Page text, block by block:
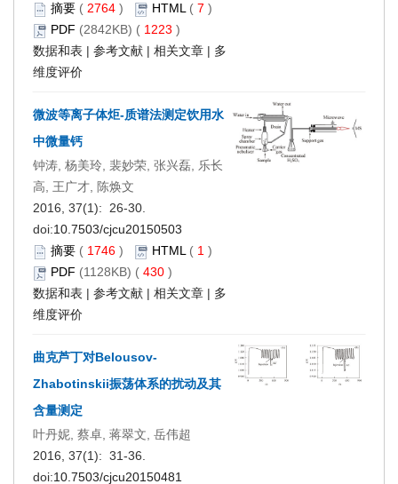
摘要 ( 2764 ) HTML( 7 )
PDF (2842KB) ( 1223 )
数据和表 | 参考文献 | 相关文章 | 多
维度评价
微波等离子体炬-质谱法测定饮用水
中微量钙
钟涛, 杨美玲, 裴妙荣, 张兴磊, 乐长
高, 王广才, 陈焕文
2016, 37(1): 26-30.
doi:10.7503/cjcu20150503
摘要 ( 1746 ) HTML( 1 )
PDF (1128KB) ( 430 )
数据和表 | 参考文献 | 相关文章 | 多
维度评价
曲克芦丁对Belousov-
Zhabotinskii振荡体系的扰动及其
含量测定
叶丹妮, 蔡卓, 蒋翠文, 岳伟超
2016, 37(1): 31-36.
doi:10.7503/cjcu20150481